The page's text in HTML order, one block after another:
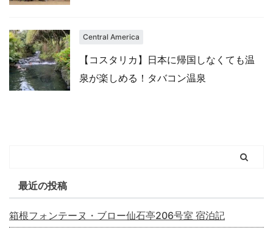
Central America
【コスタリカ】日本に帰国しなくても温
泉が楽しめる！タバコン温泉
最近の投稿
箱根フォンテーヌ・ブロー仙石亭206号室 宿泊記